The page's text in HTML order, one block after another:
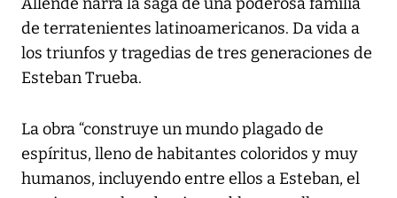
de terratenientes latinoamericanos. Da vida a
los triunfos y tragedias de tres generaciones de
Esteban Trueba.
La obra “construye un mundo plagado de
espíritus, lleno de habitantes coloridos y muy
humanos, incluyendo entre ellos a Esteban, el